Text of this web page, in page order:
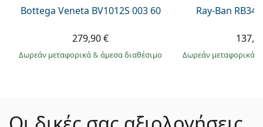
Bottega Veneta BV1012S 003 60
279,90 €
Δωρεάν μεταφορικά& άμεσα διαθέσιμο
Ray-Ban
Δωρεάν μεταφορικά